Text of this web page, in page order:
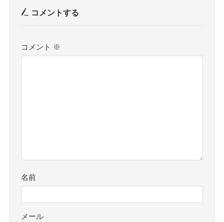
コメントする
コメント ※
名前
メール